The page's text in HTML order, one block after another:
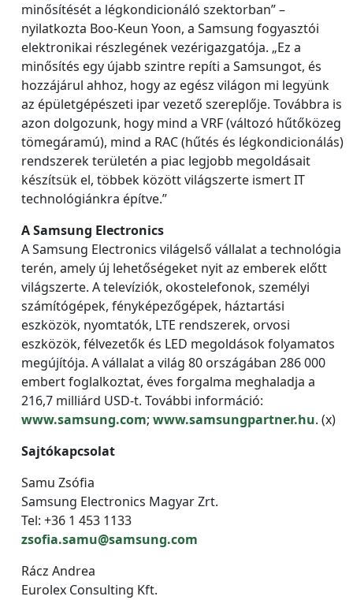
minősítését a légkondicionáló szektorban” –
nyilatkozta Boo-Keun Yoon, a Samsung fogyasztói
elektronikai részlegének vezérigazgatója. „Ez a
minősítés egy újabb szintre repíti a Samsungot, és
hozzájárul ahhoz, hogy az egész világon mi legyünk
az épületgépészeti ipar vezető szereplője. Továbbra is
azon dolgozunk, hogy mind a VRF (változó hűtőközeg
tömegáramú), mind a RAC (hűtés és légkondicionálás)
rendszerek területén a piac legjobb megoldásait
készítsük el, többek között világszerte ismert IT
technológiánkra építve.”
A Samsung Electronics
A Samsung Electronics világelső vállalat a technológia
terén, amely új lehetőségeket nyit az emberek előtt
világszerte. A televíziók, okostelefonok, személyi
számítógépek, fényképezőgépek, háztartási
eszközök, nyomtatók, LTE rendszerek, orvosi
eszközök, félvezetők és LED megoldások folyamatos
megújítója. A vállalat a világ 80 országában 286 000
embert foglalkoztat, éves forgalma meghaladja a
216,7 milliárd USD-t. További információ:
www.samsung.com; www.samsungpartner.hu. (x)
Sajtókapcsolat
Samu Zsófia
Samsung Electronics Magyar Zrt.
Tel: +36 1 453 1133
zsofia.samu@samsung.com
Rácz Andrea
Eurolex Consulting Kft.